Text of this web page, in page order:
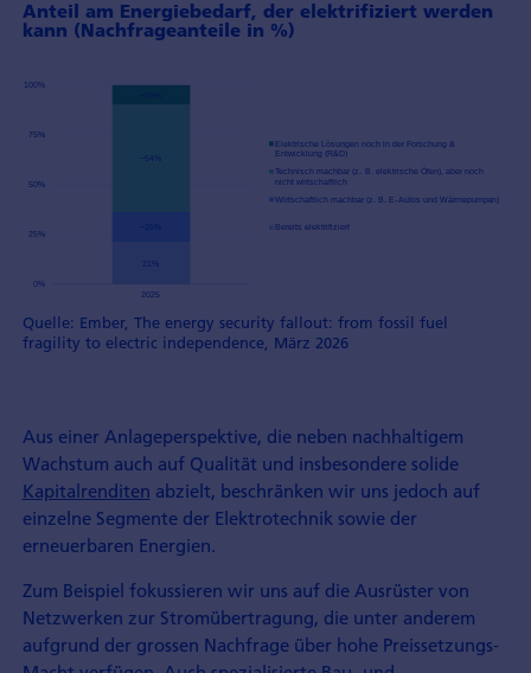
Anteil am Energiebedarf, der elektrifiziert werden
kann (Nachfrageanteile in %)
Quelle: Ember, The energy security fallout: from fossil fuel
fragility to electric independence, März 2026
Aus einer Anlageperspektive, die neben nachhaltigem
Wachstum auch auf Qualität und insbesondere solide
Kapitalrenditen abzielt, beschränken wir uns jedoch auf
einzelne Segmente der Elektrotechnik sowie der
erneuerbaren Energien.
Zum Beispiel fokussieren wir uns auf die Ausrüster von
Netzwerken zur Stromübertragung, die unter anderem
aufgrund der grossen Nachfrage über hohe Preissetzungs-